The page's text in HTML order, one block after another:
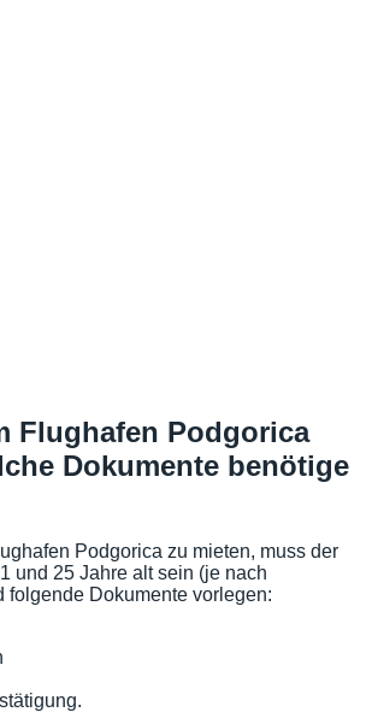
Flughafen Podgorica
Dokumente benötige
Podgorica zu mieten, muss der
und 25 Jahre alt sein (je nach
folgende Dokumente vorlegen: